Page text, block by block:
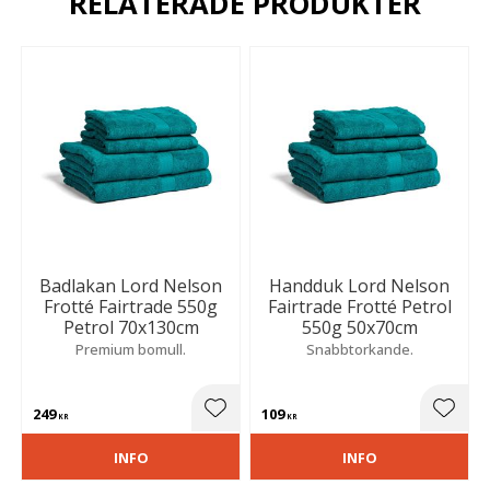
Badlakan Lord Nelson
Frotté Fairtrade 550g
Petrol 70x130cm
Premium bomull.
249KR Lägg till i favoriter
INFO
Handduk Lord Nelson
Fairtrade Frotté Petrol
550g 50x70cm
Snabbtorkande.
109KR
INFO